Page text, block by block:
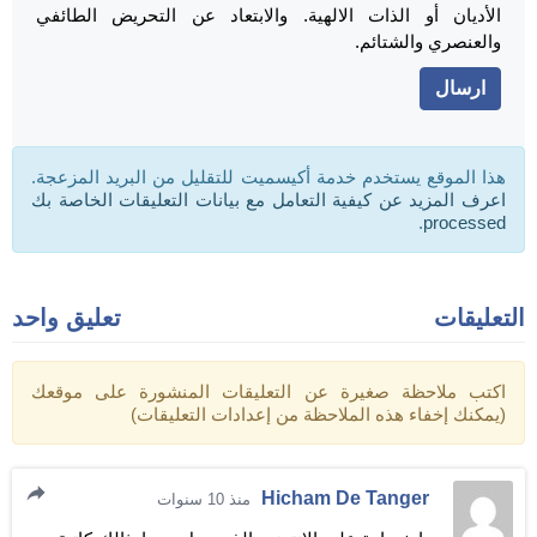
الأديان أو الذات الالهية. والابتعاد عن التحريض الطائفي
والعنصري والشتائم.
هذا الموقع يستخدم خدمة أكيسميت للتقليل من البريد المزعجة.
اعرف المزيد عن كيفية التعامل مع بيانات التعليقات الخاصة بك
processed
.
التعليقات تعليق واحد
اكتب ملاحظة صغيرة عن التعليقات المنشورة على موقعك
(يمكنك إخفاء هذه الملاحظة من إعدادات التعليقات)
Hicham De Tanger منذ 10 سنوات